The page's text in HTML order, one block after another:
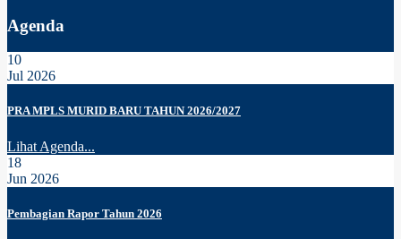
Agenda
10
Jul 2026
PRA MPLS MURID BARU TAHUN 2026/2027
Lihat Agenda...
18
Jun 2026
Pembagian Rapor Tahun 2026